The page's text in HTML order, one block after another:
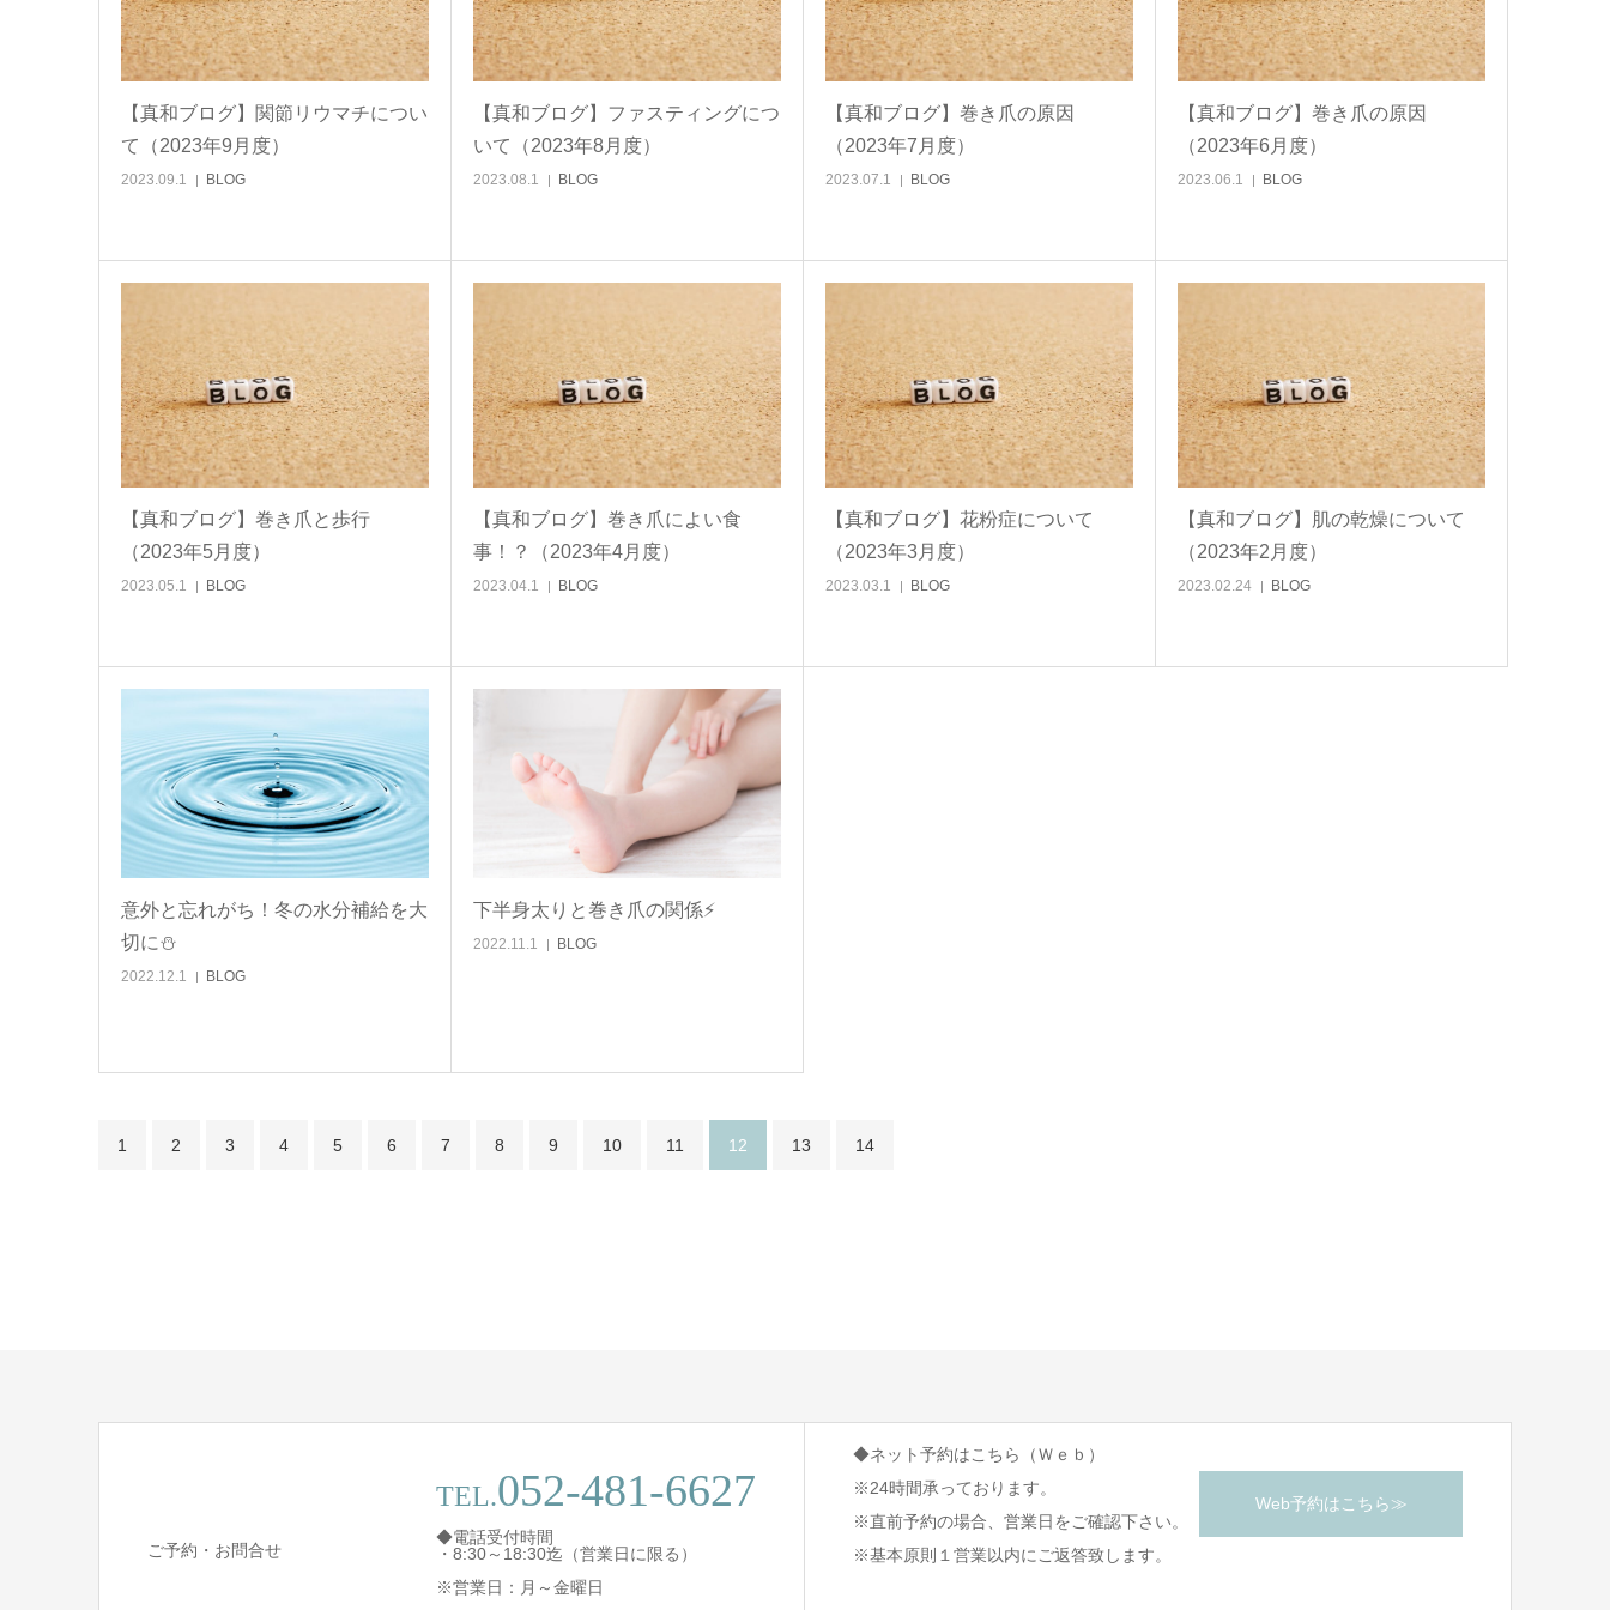
【真和ブログ】関節リウマチについ
て（2023年9月度）
2023.09.1 BLOG
【真和ブログ】ファスティングにつ
いて（2023年8月度）
2023.08.1 BLOG
【真和ブログ】巻き爪の原因
（2023年7月度）
2023.07.1 BLOG
【真和ブログ】巻き爪の原因
（2023年6月度）
2023.06.1 BLOG
【真和ブログ】巻き爪と歩行
（2023年5月度）
2023.05.1 BLOG
【真和ブログ】巻き爪によい食
事！？（2023年4月度）
2023.04.1 BLOG
【真和ブログ】花粉症について
（2023年3月度）
2023.03.1 BLOG
【真和ブログ】肌の乾燥について
（2023年2月度）
2023.02.24 BLOG
意外と忘れがち！冬の水分補給を大
切に⛄
2022.12.1 BLOG
下半身太りと巻き爪の関係⚡
2022.11.1 BLOG
1 2 3 4 5 6 7 8 9 10 11 12 13 14
ご予約・お問合せ
TEL.052-481-6627
◆電話受付時間
・8:30～18:30迄（営業日に限る）
※営業日：月～金曜日
◆ネット予約はこちら（Ｗｅｂ）
※24時間承っております。
※直前予約の場合、営業日をご確認下さい。
※基本原則１営業以内にご返答致します。
Web予約はこちら≫